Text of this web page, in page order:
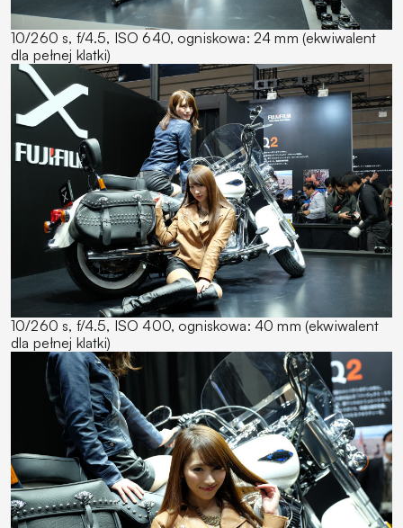
10/260 s, f/4.5, ISO 640, ogniskowa: 24 mm (ekwiwalent
dla pełnej klatki)
10/260 s, f/4.5, ISO 400, ogniskowa: 40 mm (ekwiwalent
dla pełnej klatki)